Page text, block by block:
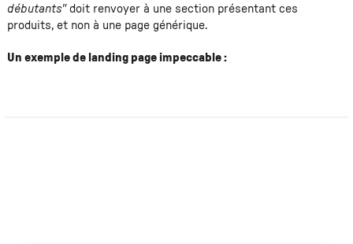
débutants"doit renvoyer à une section présentant ces
produits, et non à une page générique.
Un exemple de landing page impeccable :